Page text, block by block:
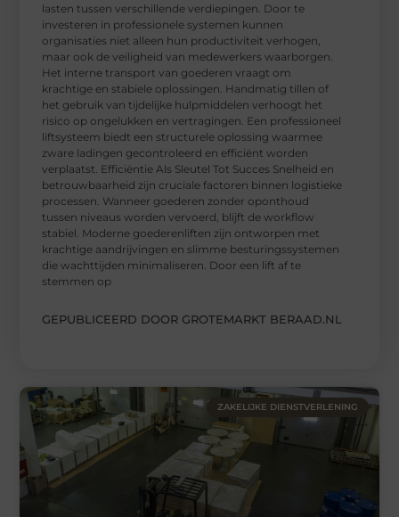
lasten tussen verschillende verdiepingen. Door te
investeren in professionele systemen kunnen
organisaties niet alleen hun productiviteit verhogen,
maar ook de veiligheid van medewerkers waarborgen.
Het interne transport van goederen vraagt om
krachtige en stabiele oplossingen. Handmatig tillen of
het gebruik van tijdelijke hulpmiddelen verhoogt het
risico op ongelukken en vertragingen. Een professioneel
liftsysteem biedt een structurele oplossing waarmee
zware ladingen gecontroleerd en efficiënt worden
verplaatst. Efficiëntie Als Sleutel Tot Succes Snelheid en
betrouwbaarheid zijn cruciale factoren binnen logistieke
processen. Wanneer goederen zonder oponthoud
tussen niveaus worden vervoerd, blijft de workflow
stabiel. Moderne goederenliften zijn ontworpen met
krachtige aandrijvingen en slimme besturingssystemen
die wachttijden minimaliseren. Door een lift af te
stemmen op
GEPUBLICEERD DOOR GROTEMARKT BERAAD.NL
ZAKELIJKE DIENSTVERLENING